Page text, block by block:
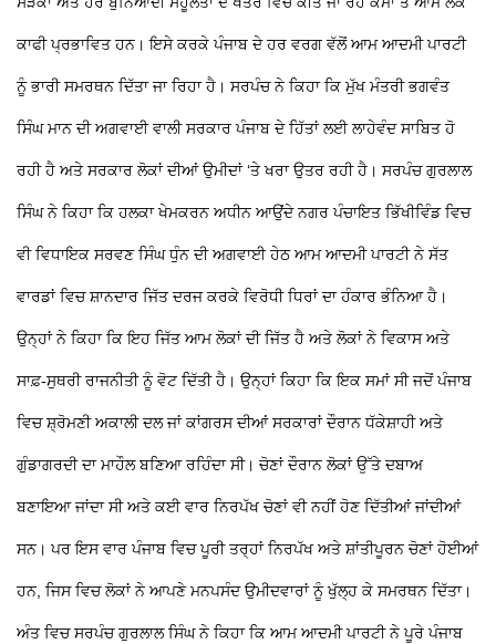
ਕਾਫੀ ਪ੍ਰਭਾਵਿਤ ਹਨ। ਇਸੇ ਕਰਕੇ ਪੰਜਾਬ ਦੇ ਹਰ ਵਰਗ ਵੱਲੋਂ ਆਮ ਆਦਮੀ ਪਾਰਟੀ
ਨੂੰ ਭਾਰੀ ਸਮਰਥਨ ਦਿੱਤਾ ਜਾ ਰਿਹਾ ਹੈ। ਸਰਪੰਚ ਨੇ ਕਿਹਾ ਕਿ ਮੁੱਖ ਮੰਤਰੀ ਭਗਵੰਤ
ਸਿੰਘ ਮਾਨ ਦੀ ਅਗਵਾਈ ਵਾਲੀ ਸਰਕਾਰ ਪੰਜਾਬ ਦੇ ਹਿੱਤਾਂ ਲਈ ਲਾਹੇਵੰਦ ਸਾਬਿਤ ਹੋ
ਰਹੀ ਹੈ ਅਤੇ ਸਰਕਾਰ ਲੋਕਾਂ ਦੀਆਂ ਉਮੀਦਾਂ ‘ਤੇ ਖਰਾ ਉਤਰ ਰਹੀ ਹੈ। ਸਰਪੰਚ ਗੁਰਲਾਲ
ਸਿੰਘ ਨੇ ਕਿਹਾ ਕਿ ਹਲਕਾ ਖੇਮਕਰਨ ਅਧੀਨ ਆਉਂਦੇ ਨਗਰ ਪੰਚਾਇਤ ਭਿੱਖੀਵਿੰਡ ਵਿਚ
ਵੀ ਵਿਧਾਇਕ ਸਰਵਣ ਸਿੰਘ ਧੁੰਨ ਦੀ ਅਗਵਾਈ ਹੇਠ ਆਮ ਆਦਮੀ ਪਾਰਟੀ ਨੇ ਸੱਤ
ਵਾਰਡਾਂ ਵਿਚ ਸ਼ਾਨਦਾਰ ਜਿੱਤ ਦਰਜ ਕਰਕੇ ਵਿਰੋਧੀ ਧਿਰਾਂ ਦਾ ਹੰਕਾਰ ਭੰਨਿਆ ਹੈ।
ਉਨ੍ਹਾਂ ਨੇ ਕਿਹਾ ਕਿ ਇਹ ਜਿੱਤ ਆਮ ਲੋਕਾਂ ਦੀ ਜਿੱਤ ਹੈ ਅਤੇ ਲੋਕਾਂ ਨੇ ਵਿਕਾਸ ਅਤੇ
ਸਾਫ਼-ਸੁਥਰੀ ਰਾਜਨੀਤੀ ਨੂੰ ਵੋਟ ਦਿੱਤੀ ਹੈ। ਉਨ੍ਹਾਂ ਕਿਹਾ ਕਿ ਇਕ ਸਮਾਂ ਸੀ ਜਦੋਂ ਪੰਜਾਬ
ਵਿਚ ਸ਼੍ਰੋਮਣੀ ਅਕਾਲੀ ਦਲ ਜਾਂ ਕਾਂਗਰਸ ਦੀਆਂ ਸਰਕਾਰਾਂ ਦੌਰਾਨ ਧੱਕੇਸ਼ਾਹੀ ਅਤੇ
ਗੁੰਡਾਗਰਦੀ ਦਾ ਮਾਹੌਲ ਬਣਿਆ ਰਹਿੰਦਾ ਸੀ। ਚੋਣਾਂ ਦੌਰਾਨ ਲੋਕਾਂ ਉੱਤੇ ਦਬਾਅ
ਬਣਾਇਆ ਜਾਂਦਾ ਸੀ ਅਤੇ ਕਈ ਵਾਰ ਨਿਰਪੱਖ ਚੋਣਾਂ ਵੀ ਨਹੀਂ ਹੋਣ ਦਿੱਤੀਆਂ ਜਾਂਦੀਆਂ
ਸਨ। ਪਰ ਇਸ ਵਾਰ ਪੰਜਾਬ ਵਿਚ ਪੂਰੀ ਤਰ੍ਹਾਂ ਨਿਰਪੱਖ ਅਤੇ ਸ਼ਾਂਤੀਪੂਰਨ ਚੋਣਾਂ ਹੋਈਆਂ
ਹਨ, ਜਿਸ ਵਿਚ ਲੋਕਾਂ ਨੇ ਆਪਣੇ ਮਨਪਸੰਦ ਉਮੀਦਵਾਰਾਂ ਨੂੰ ਖੁੱਲ੍ਹ ਕੇ ਸਮਰਥਨ ਦਿੱਤਾ।
ਅੰਤ ਵਿਚ ਸਰਪੰਚ ਗੁਰਲਾਲ ਸਿੰਘ ਨੇ ਕਿਹਾ ਕਿ ਆਮ ਆਦਮੀ ਪਾਰਟੀ ਨੇ ਪੂਰੇ ਪੰਜਾਬ